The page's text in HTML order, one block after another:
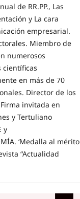
de RR.PP., Las
y La cara
empresarial.
Miembro de
numerosos
científicas
en más de 70
Director de los
invitada en
y Tertuliano
y
‘Medalla al mérito
“Actualidad